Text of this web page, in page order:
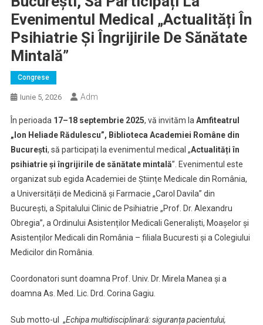
Evenimentul Medical „Actualități În
Psihiatrie Și Îngrijirile De Sănătate
Mintală”
Congrese
Iunie 5, 2026 Adm
În perioada 17–18 septembrie 2025, vă invităm la Amfiteatrul
„Ion Heliade Rădulescu”, Biblioteca Academiei Românedin
București, să participați la evenimentul medical „Actualități în
psihiatrie și îngrijirile de sănătate mintală”. Evenimentul este
organizat sub egida Academiei de Științe Medicale din România,
a Universității de Medicină și Farmacie „Carol Davila” din
București, a Spitalului Clinic de Psihiatrie „Prof. Dr. Alexandru
Obregia”, a Ordinului Asistenților Medicali Generaliști, Moașelor și
Asistenților Medicali din România – filiala Bucuresti și a Colegiului
Medicilor din România.
Coordonatori sunt doamna Prof. Univ. Dr. Mirela Manea și a
doamna As. Med. Lic. Drd. Corina Gagiu.
Sub motto-ul „Echipa multidisciplinară: siguranța pacientului,